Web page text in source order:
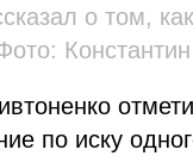
о том,
по иску